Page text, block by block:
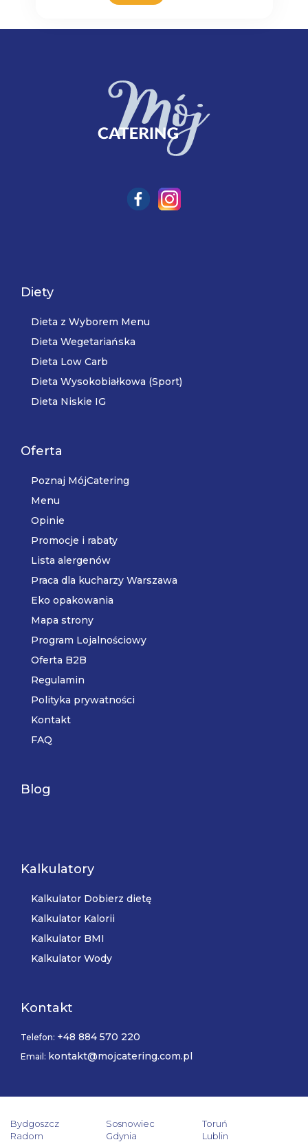
Diety
Dieta z Wyborem Menu
Dieta Wegetariańska
Dieta Low Carb
Dieta Wysokobiałkowa (Sport)
Dieta Niskie IG
Oferta
Poznaj MójCatering
Menu
Opinie
Promocje i rabaty
Lista alergenów
Praca dla kucharzy Warszawa
Eko opakowania
Mapa strony
Program Lojalnościowy
Oferta B2B
Regulamin
Polityka prywatności
Kontakt
FAQ
Blog
Kalkulatory
Kalkulator Dobierz dietę
Kalkulator Kalorii
Kalkulator BMI
Kalkulator Wody
Kontakt
Telefon: +48 884 570 220
Email: kontakt@mojcatering.com.pl
Bydgoszcz Sosnowiec
Toruń
Radom
Gdynia Lublin